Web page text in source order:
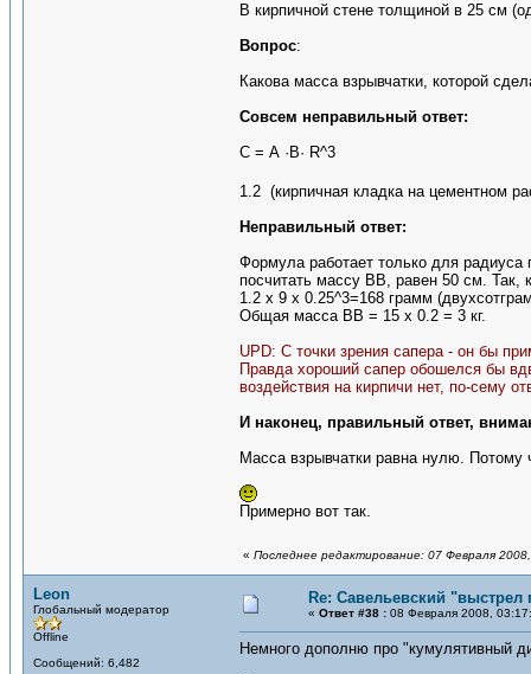
В кирпичной стене толщиной в 25 см
Вопрос:
Какова масса взрывчатки, которой
Совсем неправильный ответ:
С = А ·В· R^3
1.2 (кирпичная кладка на цементном
Неправильный ответ:
Формула работает только для
посчитать массу ВВ, равен 50 см. Так,
1.2 x 9 x 0.25^3=168 грамм
Общая масса ВВ = 15 х 0.2 = 3 кг.
UPD: С точки зрения сапера - он бы
Правда хороший сапер обошелся бы
воздействия на кирпичи нет, по-сему
И наконец, правильный ответ,
Масса взрывчатки равна нулю.
Примерно вот так.
« Последнее редактирование: 07 Февраля
Leon
Глобальный модератор
Offline
Сообщений: 6,482
Re: Савельевский "выстрел
« Ответ #38 : 08 Февраля 2008,
Немного дополню про "кумулятивный